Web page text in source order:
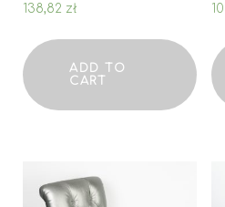
138,82 zł
ADD TO
CART